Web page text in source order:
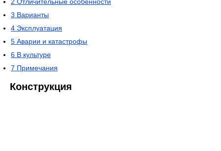
3 Варианты
4 Эксплуатация
5 Аварии и катастрофы
6 В культуре
7 Примечания
Конструкция